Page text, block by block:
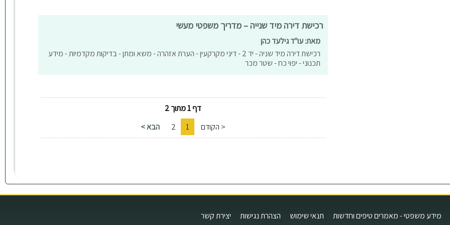
רכישת דירה מיד שנייה – מדריך משפטי מעשי
מאת: עו"ד גילעד כהן
רכישת דירה מיד שניה - יד 2 - דיני מקרקעין - הערת אזהרה - משא ומתן - בדיקות מקדמיות - מידע
תכנוני - יפוי כח - שטר מכר
דף 1 מתוך 2
< הקודם
1
2 הבא >
מידע משפטי - מאמרים טיפים וחדשות תנאי שימוש הצהרת נגישות יצירת קשר